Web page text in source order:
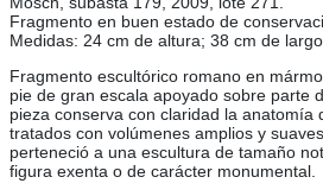
Fragmento en buen estado de
Medidas: 24 cm de altura; 38 cm de
Fragmento escultórico romano en
pie de gran escala apoyado sobre parte
pieza conserva con claridad la anatomía
tratados con volúmenes amplios y
perteneció a una escultura de tamaño
figura exenta o de carácter monumental.